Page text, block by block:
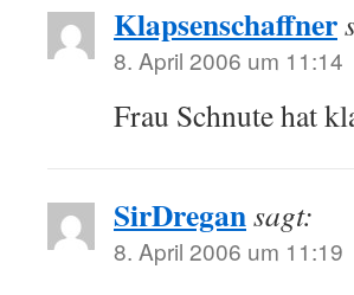
Klapsenschaffner
8. April 2006 um 11:14
Frau Schnute hat
SirDregansagt:
8. April 2006 um 11:19